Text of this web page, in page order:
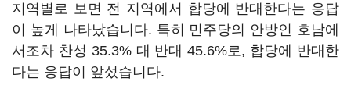
지역별로 보면 전 지역에서 합당에 반대한다는 응답
이 높게 나타났습니다. 특히 민주당의 안방인 호남에
서조차 찬성 35.3% 대 반대 45.6%로, 합당에 반대한
다는 응답이 앞섰습니다.